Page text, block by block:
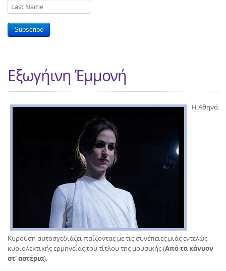
Subscribe
Εξωγήινη Έμμονή
Η Αθηνά
Κυρούση αυτοσχεδιάζει παίζοντας με τις συνέπειες μιάς εντελώς
κυριολεκτικής ερμηνείας του τίτλου της μουσικής (Από τα κάνυον
στ' αστέρια).